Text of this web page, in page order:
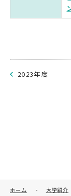
2023年度
ホーム - 大学紹介